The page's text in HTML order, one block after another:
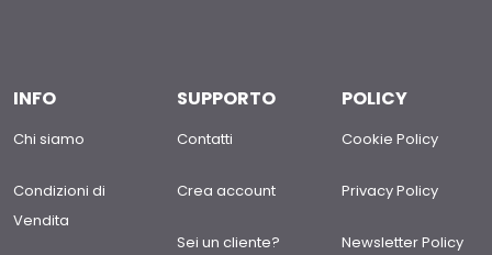
INFO
Chi siamo
Condizioni di
Vendita
SUPPORTO
Contatti
Crea account
Sei un cliente?
POLICY
Cookie Policy
Privacy Policy
Newsletter Policy